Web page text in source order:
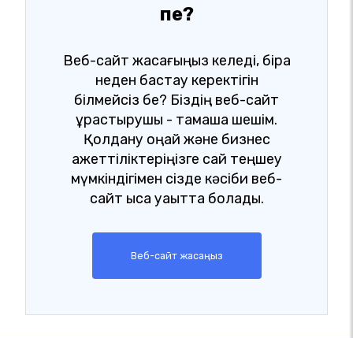
пе?
Веб-сайт жасағыңыз келеді, бірақ
неден бастау керектігін
білмейсіз бе? Біздің веб-сайт
құрастырушы - тамаша шешім.
Қолдану оңай және бизнес
қажеттіліктеріңізге сай теңшеу
мүмкіндігімен сізде кәсіби веб-
сайт қысқа уақытта болады.
Веб-сайт жасаңыз